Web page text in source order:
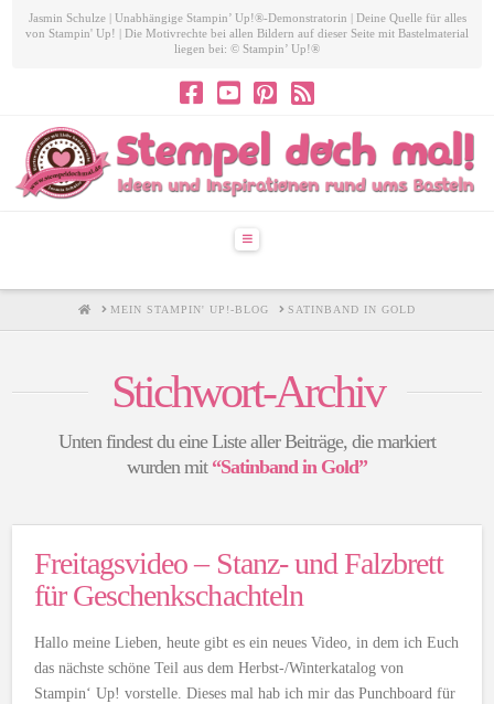
Jasmin Schulze | Unabhängige Stampin’ Up!®-Demonstratorin | Deine Quelle für alles
von Stampin' Up! | Die Motivrechte bei allen Bildern auf dieser Seite mit Bastelmaterial
liegen bei: © Stampin’ Up!®
Navigation
HOMEMEIN STAMPIN' UP!-BLOG SATINBAND IN GOLD
Stichwort-Archiv
Unten findest du eine Liste aller Beiträge, die markiert
wurden mit “Satinband in Gold”
Freitagsvideo – Stanz- und Falzbrett
für Geschenkschachteln
Hallo meine Lieben, heute gibt es ein neues Video, in dem ich Euch
das nächste schöne Teil aus dem Herbst-/Winterkatalog von
Stampin‘ Up! vorstelle. Dieses mal hab ich mir das Punchboard für